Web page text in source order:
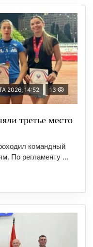
2026, 14:52 13
третье место
командный
По регламенту ...